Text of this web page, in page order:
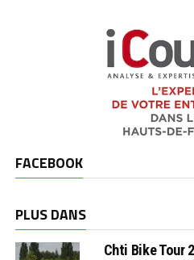
FACEBOOK
PLUS DANS
Chti Bike Tour